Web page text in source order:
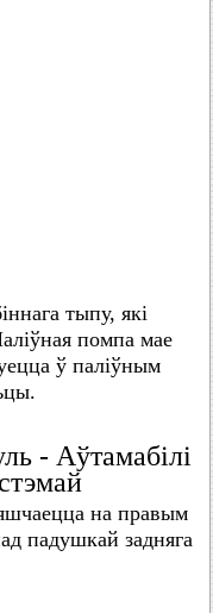
тыпу, які
помпа мае
ў паліўным
- Аўтамабілі
на правым
падушкай задняга